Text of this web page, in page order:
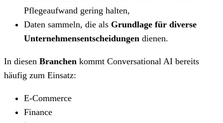
Pflegeaufwand gering halten,
Daten sammeln, die als Grundlage für diverse
Unternehmensentscheidungen dienen.
In diesen Branchen kommt Conversational AI bereits
häufig zum Einsatz:
E-Commerce
Finance